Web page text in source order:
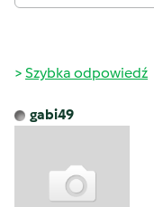
Szybka odpowiedź
gabi49